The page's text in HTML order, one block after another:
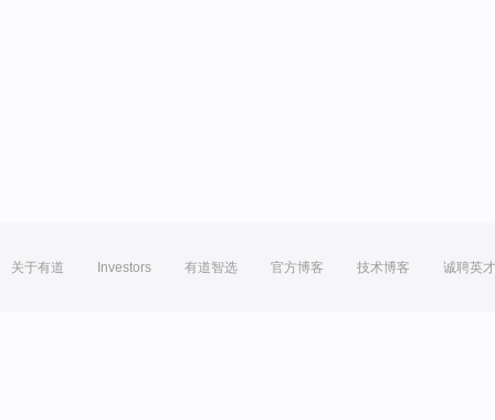
关于有道 Investors 有道智选 官方博客 技术博客 诚聘英才